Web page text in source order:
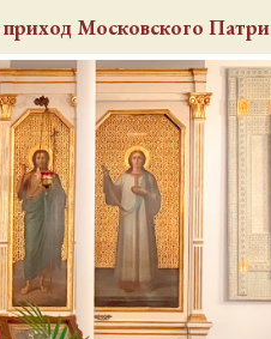
приход Московского